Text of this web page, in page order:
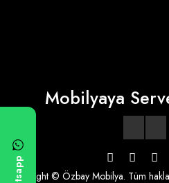
Mobilyaya
Copyright © Özbay Mobilya. Tüm